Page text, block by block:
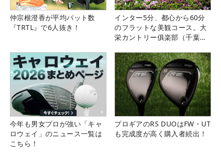
仲宗根澄香が平均パット数
『TRTL』で6人抜き！
インター5分、都心から60分
のフラットな美観コース。大
栄カントリー俱楽部（千葉
今年も男女プロが強い「キャ
ロウェイ」のニュース一覧は
こちら！
プロギアのRS DUOはFW・UT
も完成度が高く購入者続出！